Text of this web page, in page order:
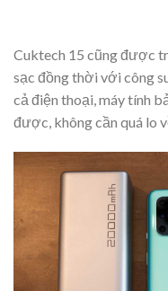
Cuktech 15 cũng được
sạc đồng thời với công
cả điện thoại, máy tính
được, không cần quá lo